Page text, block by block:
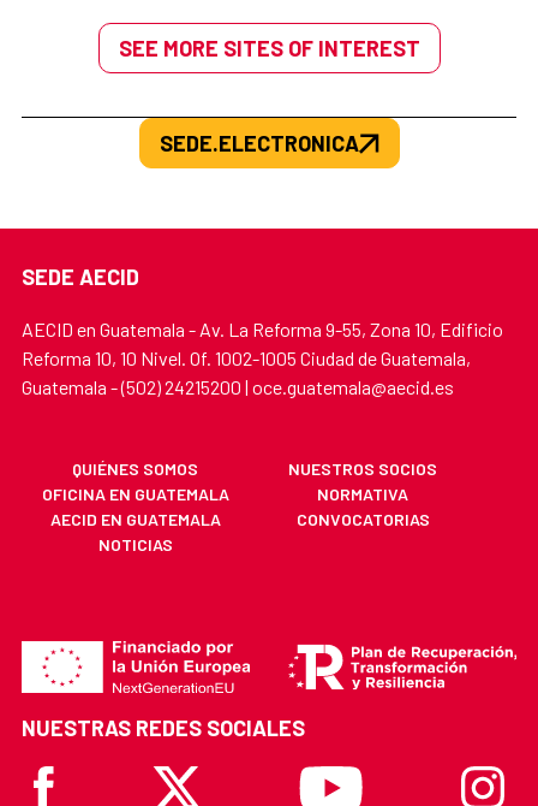
SEE MORE SITES OF INTEREST
SEDE.ELECTRONICA
SEDE AECID
AECID en Guatemala - Av. La Reforma 9-55, Zona 10, Edificio
Reforma 10, 10 Nivel. Of. 1002-1005 Ciudad de Guatemala,
Guatemala - (502) 24215200 | oce.guatemala@aecid.es
QUIÉNES SOMOS
NUESTROS SOCIOS
OFICINA EN GUATEMALA
NORMATIVA
AECID EN GUATEMALA
CONVOCATORIAS
NOTICIAS
NUESTRAS REDES SOCIALES
Facebook
X Youtube